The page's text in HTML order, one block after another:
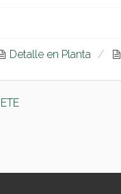
Detalle en Planta